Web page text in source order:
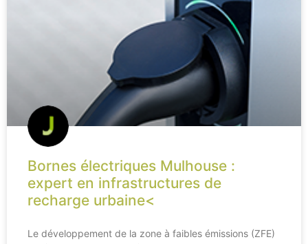
Bornes électriques Mulhouse :
expert en infrastructures de
recharge urbaine<
Le développement de la zone à faibles émissions (ZFE)